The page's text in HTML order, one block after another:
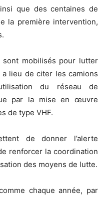
que des centaines de
la première intervention,
sont mobilisés pour lutter
lieu de citer les camions
du réseau de
par la mise en œuvre
de type VHF.
de donner l’alerte
renforcer la coordination
des moyens de lutte.
chaque année, par